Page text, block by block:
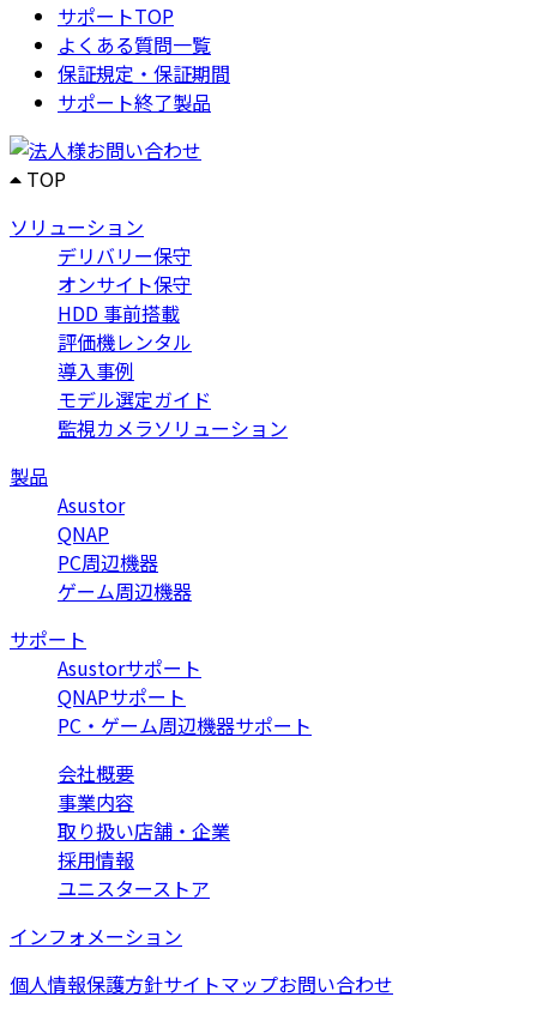
サポートTOP
よくある質問一覧
保証規定・保証期間
サポート終了製品
TOP
ソリューション
デリバリー保守
オンサイト保守
HDD 事前搭載
評価機レンタル
導入事例
モデル選定ガイド
監視カメラソリューション
製品
Asustor
QNAP
PC周辺機器
ゲーム周辺機器
サポート
Asustorサポート
QNAPサポート
PC・ゲーム周辺機器サポート
会社概要
事業内容
取り扱い店舗・企業
採用情報
ユニスターストア
インフォメーション
個人情報保護方針サイトマップお問い合わせ